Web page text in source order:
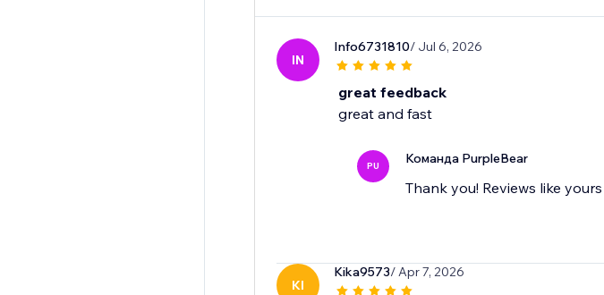
IN
Info6731810/ Jul 6, 2026
great feedback
great and fast
PU Команда PurpleBear
Thank you! Reviews like
KI
Kika9573/ Apr 7, 2026